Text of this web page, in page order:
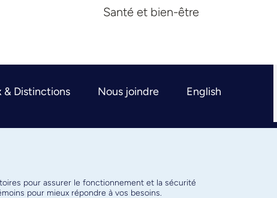
Santé et bien-être
& Distinctions Nous joindre English
pour assurer le fonctionnement et la sécurité
pour mieux répondre à vos besoins.